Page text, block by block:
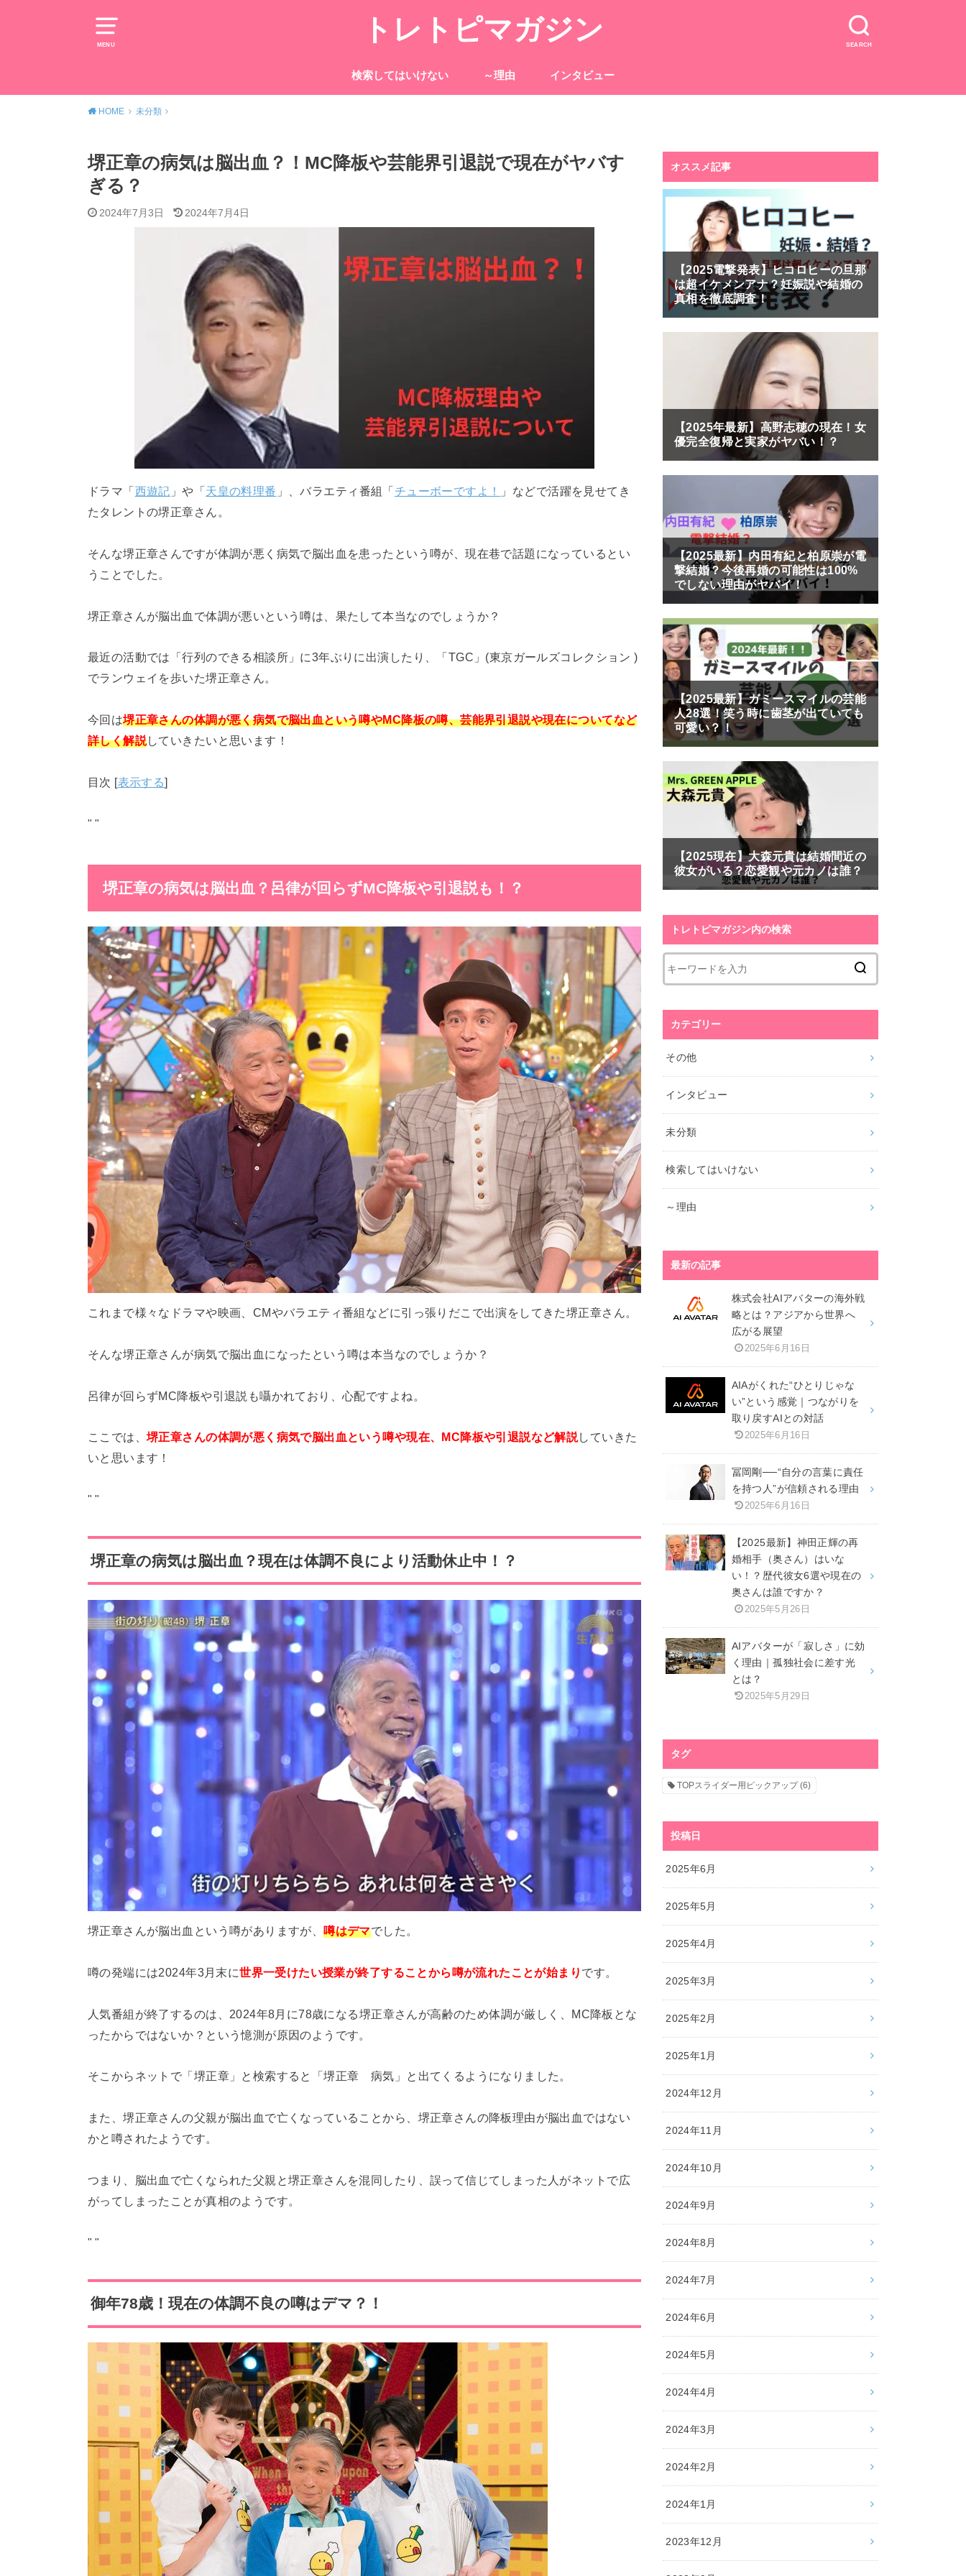
MENU SEARCH
トレトピマガジン
検索してはいけない ～理由 インタビュー
HOME 未分類
堺正章の病気は脳出血？！MC降板や芸能界引退説で現在がヤバす
ぎる？
2024年7月3日 2024年7月4日
ドラマ「西遊記 」や「天皇の料理番 」、バラエティ番組「チューボーですよ！
」などで活躍を見せてき
たタレントの堺正章さん。
そんな堺正章さんですが体調が悪く病気で脳出血を患ったという噂が、現在巷で話題になっているとい
うことでした。
堺正章さんが脳出血で体調が悪いという噂は、果たして本当なのでしょうか？
最近の活動では「行列のできる相談所」に3年ぶりに出演したり、「TGC」(東京ガールズコレクション )
でランウェイを歩いた堺正章さん。
今回は堺正章さんの体調が悪く病気で脳出血という噂やMC降板の噂、芸能界引退説や現在についてなど
詳しく解説していきたいと思います！
目次 [表示する]
" "
堺正章の病気は脳出血？呂律が回らずMC降板や引退説も！？
これまで様々なドラマや映画、CMやバラエティ番組などに引っ張りだこで出演をしてきた堺正章さん。
そんな堺正章さんが病気で脳出血になったという噂は本当なのでしょうか？
呂律が回らずMC降板や引退説も囁かれており、心配ですよね。
ここでは、堺正章さんの体調が悪く病気で脳出血という噂や現在、MC降板や引退説など解説していきた
いと思います！
" "
堺正章の病気は脳出血？現在は体調不良により活動休止中！？
堺正章さんが脳出血という噂がありますが、噂はデマでした。
噂の発端には2024年3月末に世界一受けたい授業が終了することから噂が流れたことが始まり です。
人気番組が終了するのは、2024年8月に78歳になる堺正章さんが高齢のため体調が厳しく、MC降板とな
ったからではないか？という憶測が原因のようです。
そこからネットで「堺正章」と検索すると「堺正章 病気」と出てくるようになりました。
また、堺正章さんの父親が脳出血で亡くなっていることから、堺正章さんの降板理由が脳出血ではない
かと噂されたようです。
つまり、脳出血で亡くなられた父親と堺正章さんを混同したり、誤って信じてしまった人がネットで広
がってしまったことが真相のようです。
" "
御年78歳！現在の体調不良の噂はデマ？！
オススメ記事
【2025電撃発表】ヒコロヒーの旦那
は超イケメンアナ？妊娠説や結婚の
真相を徹底調査！
【2025年最新】高野志穂の現在！女
優完全復帰と実家がヤバい！？
【2025最新】内田有紀と柏原崇が電
撃結婚？今後再婚の可能性は100%
でしない理由がヤバイ！
【2025最新】ガミースマイルの芸能
人28選！笑う時に歯茎が出ていても
可愛い？！
【2025現在】大森元貴は結婚間近の
彼女がいる？恋愛観や元カノは誰？
トレトピマガジン内の検索
カテゴリー
その他
インタビュー
未分類
検索してはいけない
～理由
最新の記事
株式会社AIアバターの海外戦
略とは？アジアから世界へ
広がる展望
2025年6月16日
AIAがくれた“ひとりじゃな
い”という感覚｜つながりを
取り戻すAIとの対話
2025年6月16日
冨岡剛──“自分の言葉に責任
を持つ人”が信頼される理由
2025年6月16日
【2025最新】神田正輝の再
婚相手（奥さん）はいな
い！？歴代彼女6選や現在の
奥さんは誰ですか？
2025年5月26日
AIアバターが「寂しさ」に効
く理由｜孤独社会に差す光
とは？
2025年5月29日
タグ
TOPスライダー用ピックアップ(6)
投稿日
2025年6月
2025年5月
2025年4月
2025年3月
2025年2月
2025年1月
2024年12月
2024年11月
2024年10月
2024年9月
2024年8月
2024年7月
2024年6月
2024年5月
2024年4月
2024年3月
2024年2月
2024年1月
2023年12月